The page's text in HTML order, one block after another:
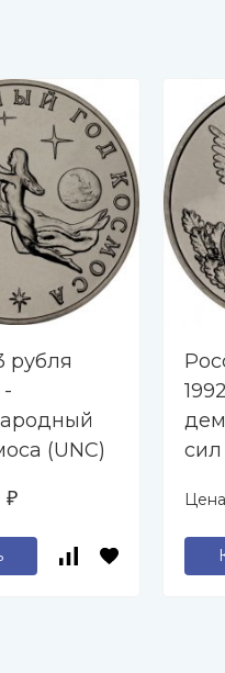
рубля
-
(UNC)
₽
сил